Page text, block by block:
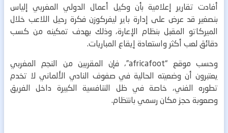
أفادت تقارير إعلامية بأن وكيل أعمال الدولي المغربي إلياس
بنصغير قد عرض على إدارة باير ليفركوزن فكرة رحيل اللاعب خلال
الميركاتو المقبل بنظام الإعارة، وذلك بهدف تمكينه من كسب
دقائق لعب أكثر واستعادة إيقاع المباريات.
وحسب موقع “africafoot”، فإن المقربين من النجم المغربي
يعتبرون أن وضعيته الحالية في صفوف النادي الألماني لا تخدم
تطوره الفني، خاصة في ظل التنافسية الكبيرة داخل الفريق
وصعوبة حجز مكان رسمي بانتظام.